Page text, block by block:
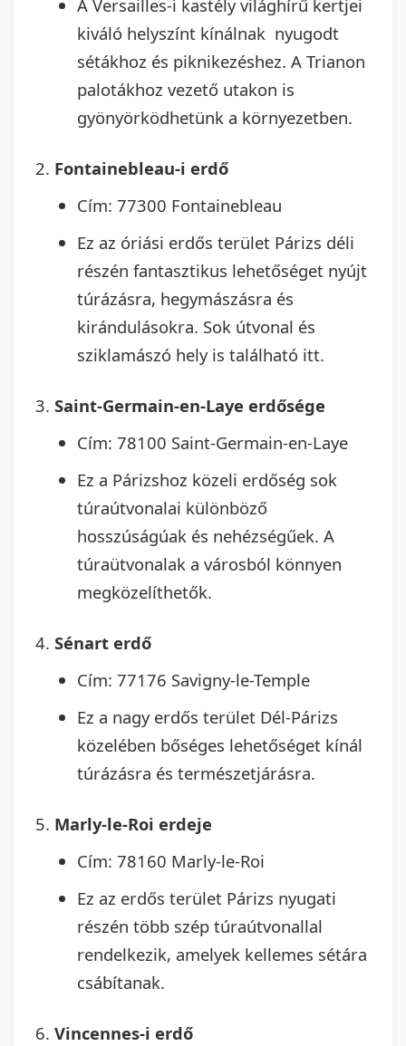
A Versailles-i kastély világhírű kertjei
kiváló helyszínt kínálnak nyugodt
sétákhoz és piknikezéshez. A Trianon
palotákhoz vezető utakon is
gyönyörködhetünk a környezetben.
Fontainebleau-i erdő
Cím: 77300 Fontainebleau
Ez az óriási erdős terület Párizs déli
részén fantasztikus lehetőséget nyújt
túrázásra, hegymászásra és
kirándulásokra. Sok útvonal és
sziklamászó hely is található itt.
Saint-Germain-en-Laye erdősége
Cím: 78100 Saint-Germain-en-Laye
Ez a Párizshoz közeli erdőség sok
túraútvonalai különböző
hosszúságúak és nehézségűek. A
túraütvonalak a városból könnyen
megközelíthetők.
Sénart erdő
Cím: 77176 Savigny-le-Temple
Ez a nagy erdős terület Dél-Párizs
közelében bőséges lehetőséget kínál
túrázásra és természetjárásra.
Marly-le-Roi erdeje
Cím: 78160 Marly-le-Roi
Ez az erdős terület Párizs nyugati
részén több szép túraútvonallal
rendelkezik, amelyek kellemes sétára
csábítanak.
Vincennes-i erdő